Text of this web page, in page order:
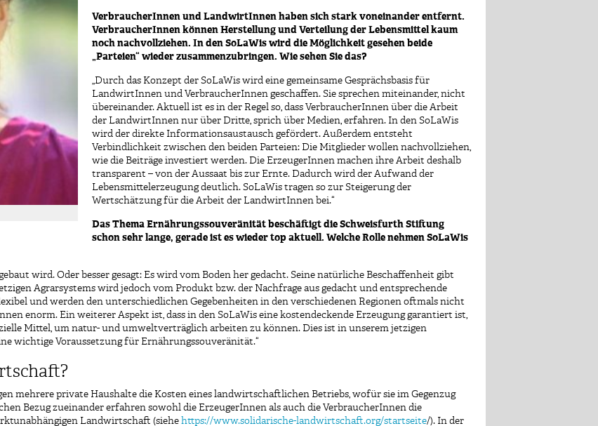
VerbraucherInnen und LandwirtInnen haben sich stark voneinander entfernt.
VerbraucherInnen können Herstellung und Verteilung der Lebensmittel kaum
noch nachvollziehen. In den SoLaWis wird die Möglichkeit gesehen beide
„Parteien“ wieder zusammenzubringen. Wie sehen Sie das?
„Durch das Konzept der SoLaWis wird eine gemeinsame Gesprächsbasis für
LandwirtInnen und VerbraucherInnen geschaffen. Sie sprechen miteinander, nicht
übereinander. Aktuell ist es in der Regel so, dass VerbraucherInnen über die Arbeit
der LandwirtInnen nur über Dritte, sprich über Medien, erfahren. In den SoLaWis
wird der direkte Informationsaustausch gefördert. Außerdem entsteht
Verbindlichkeit zwischen den beiden Parteien: Die Mitglieder wollen nachvollziehen,
wie die Beiträge investiert werden. Die ErzeugerInnen machen ihre Arbeit deshalb
transparent – von der Aussaat bis zur Ernte. Dadurch wird der Aufwand der
Lebensmittelerzeugung deutlich. SoLaWis tragen so zur Steigerung der
Wertschätzung für die Arbeit der LandwirtInnen bei.“
Das Thema Ernährungssouveränität beschäftigt die Schweisfurth Stiftung
schon sehr lange, gerade ist es wieder top aktuell. Welche Rolle nehmen SoLaWis
wird. Oder besser gesagt: Es wird vom Boden her gedacht. Seine natürliche Beschaffenheit gibt
Agrarsystems wird jedoch vom Produkt bzw. der Nachfrage aus gedacht und entsprechende
und werden den unterschiedlichen Gegebenheiten in den verschiedenen Regionen oftmals nicht
enorm. Ein weiterer Aspekt ist, dass in den SoLaWis eine kostendeckende Erzeugung garantiert ist,
Mittel, um natur- und umweltverträglich arbeiten zu können. Dies ist in unserem jetzigen
wichtige Voraussetzung für Ernährungssouveränität.“
mehrere private Haushalte die Kosten eines landwirtschaftlichen Betriebs, wofür sie im Gegenzug
Bezug zueinander erfahren sowohl die ErzeugerInnen als auch die VerbraucherInnen die
Landwirtschaft (siehe https://www.solidarische-landwirtschaft.org/startseite/). In der